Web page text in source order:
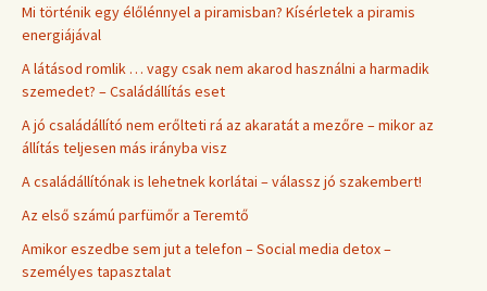
Mi történik egy élőlénnyel a piramisban? Kísérletek a piramis
energiájával
A látásod romlik … vagy csak nem akarod használni a harmadik
szemedet? – Családállítás eset
A jó családállító nem erőlteti rá az akaratát a mezőre – mikor az
állítás teljesen más irányba visz
A családállítónak is lehetnek korlátai – válassz jó szakembert!
Az első számú parfümőr a Teremtő
Amikor eszedbe sem jut a telefon – Social media detox –
személyes tapasztalat